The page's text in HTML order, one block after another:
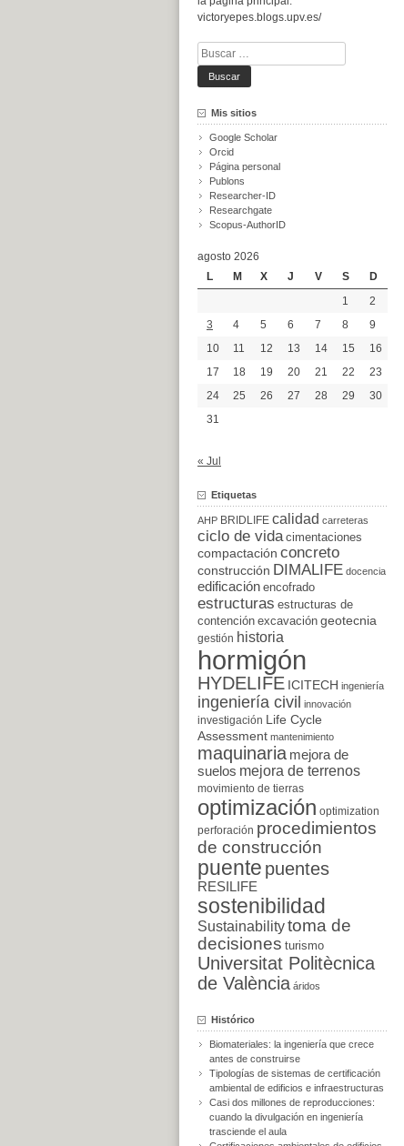
victoryepes.blogs.upv.es/
Buscar:
Mis sitios
Google Scholar
Orcid
Página personal
Publons
Researcher-ID
Researchgate
Scopus-AuthorID
agosto 2026
L
M X J V S
D
1
2
3
4 5 6 7 8
9
10
11 12 13 14 15
16
17
18 19 20 21 22
23
24
25 26 27 28 29
30
31
« Jul
Etiquetas
AHP BRIDLIFE calidad carreteras
ciclo de vida cimentaciones
compactación concreto
construcción DIMALIFE docencia
edificación encofrado
estructuras estructuras de
contención excavación geotecnia
gestión historia
hormigón
HYDELIFE ICITECH ingeniería
ingeniería civil innovación
investigación
Life Cycle
Assessment mantenimiento
maquinaria mejora de
suelos mejora de terrenos
movimiento de tierras
optimización optimization
perforación procedimientos
de construcción
puente puentes
RESILIFE
sostenibilidad
Sustainabilitytoma de
decisiones turismo
Universitat Politècnica
de València áridos
Histórico
Biomateriales: la ingeniería que crece
antes de construirse
Tipologías de sistemas de certificación
ambiental de edificios e infraestructuras
Casi dos millones de reproducciones:
cuando la divulgación en ingeniería
trasciende el aula